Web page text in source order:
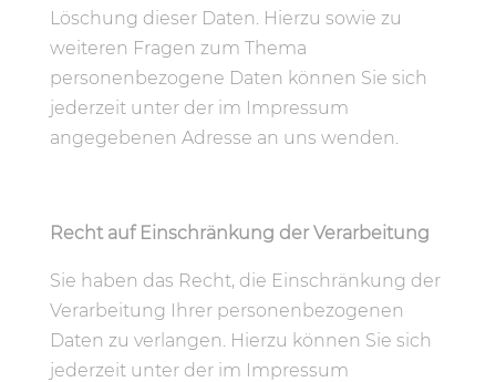
Löschung dieser Daten. Hierzu sowie zu
weiteren Fragen zum Thema
personenbezogene Daten können Sie sich
jederzeit unter der im Impressum
angegebenen Adresse an uns wenden.
Recht auf Einschränkung der Verarbeitung
Sie haben das Recht, die Einschränkung der
Verarbeitung Ihrer personenbezogenen
Daten zu verlangen. Hierzu können Sie sich
jederzeit unter der im Impressum